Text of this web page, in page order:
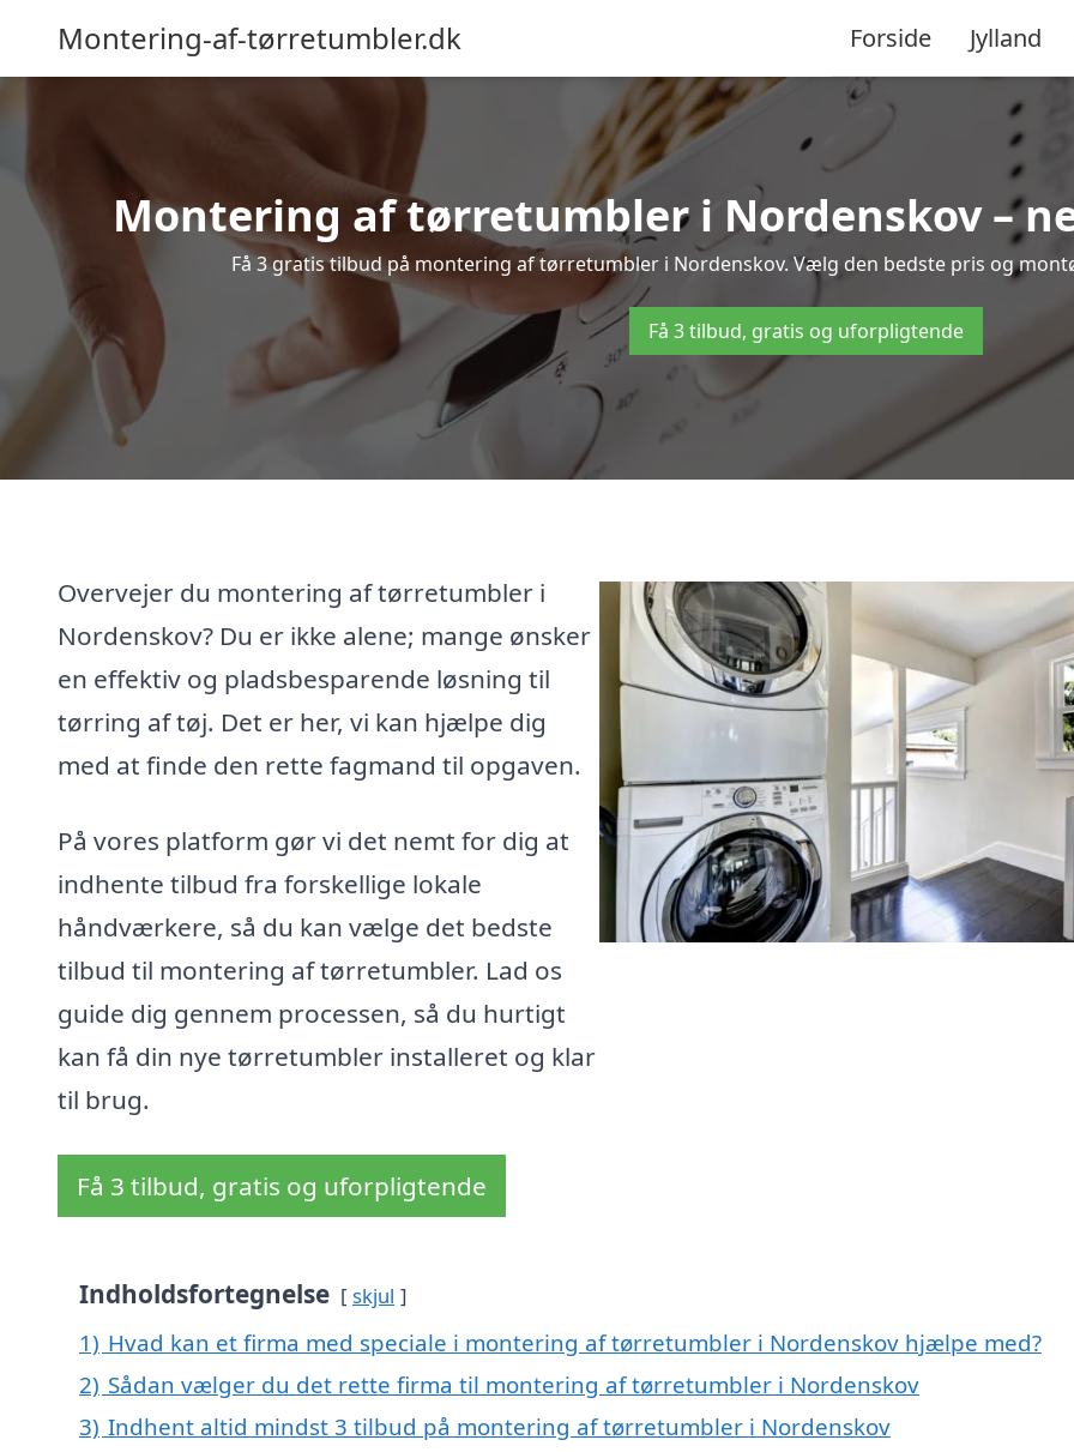
Montering-af-tørretumbler.dk Forside Jylland
Montering af tørretumbler i Nordenskov –
Få 3 gratis tilbud på montering af tørretumbler i Nordenskov. Vælg den bedste pris og
Få 3 tilbud, gratis og uforpligtende
Overvejer du montering af tørretumbler i
Nordenskov? Du er ikke alene; mange ønsker
en effektiv og pladsbesparende løsning til
tørring af tøj. Det er her, vi kan hjælpe dig
med at finde den rette fagmand til opgaven.
På vores platform gør vi det nemt for dig at
indhente tilbud fra forskellige lokale
håndværkere, så du kan vælge det bedste
tilbud til montering af tørretumbler. Lad os
guide dig gennem processen, så du hurtigt
kan få din nye tørretumbler installeret og klar
til brug.
Få 3 tilbud, gratis og uforpligtende
Indholdsfortegnelse skjul
1) Hvad kan et firma med speciale i montering af tørretumbler i Nordenskov hjælpe med?
2) Sådan vælger du det rette firma til montering af tørretumbler i Nordenskov
3) Indhent altid mindst 3 tilbud på montering af tørretumbler i Nordenskov